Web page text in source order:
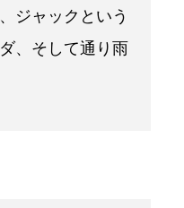
ジャックという
、そして通り雨